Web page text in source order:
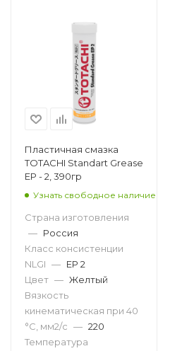
Пластичная смазка
TOTACHI Standart Grease
EP - 2, 390гр
Узнать свободное наличие
Страна изготовления
— Россия
Класс консистенции
NLGI — EP 2
Цвет — Желтый
Вязкость
кинематическая при 40
°С, мм2/с — 220
Температура